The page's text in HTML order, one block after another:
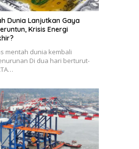
Dunia Lanjutkan Gaya
Krisis Energi
mentah dunia kembali
Di dua hari berturut-